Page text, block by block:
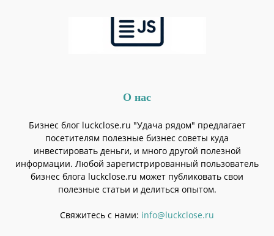
О нас
Бизнес блог luckclose.ru "Удача рядом" предлагает
посетителям полезные бизнес советы куда
инвестировать деньги, и много другой полезной
информации. Любой зарегистрированный пользователь
бизнес блога luckclose.ru может публиковать свои
полезные статьи и делиться опытом.
Свяжитесь с нами: info@luckclose.ru